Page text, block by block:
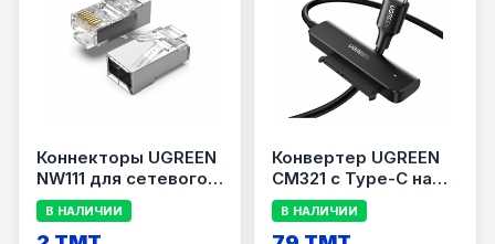
Коннекторы UGREEN
NW111 для сетевого
кабеля
В НАЛИЧИИ
Конвертер UGREEN
CM321 с Type-C на
SATA (Для HDD и SSD
2.5\&quot;)
В НАЛИЧИИ